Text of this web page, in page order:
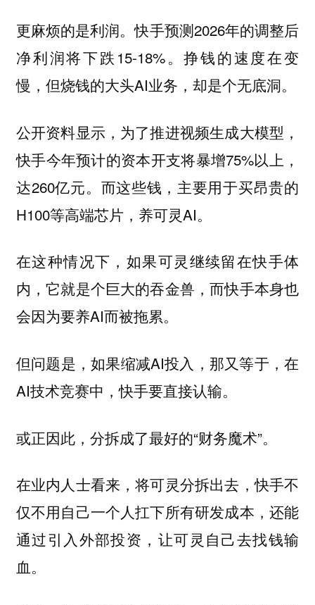
更麻烦的是利润。快手预测2026年的调整后
净利润将下跌15-18%。挣钱的速度在变
慢，但烧钱的大头AI业务，却是个无底洞。
公开资料显示，为了推进视频生成大模型，
快手今年预计的资本开支将暴增75%以上，
达260亿元。而这些钱，主要用于买昂贵的
H100等高端芯片，养可灵AI。
在这种情况下，如果可灵继续留在快手体
内，它就是个巨大的吞金兽，而快手本身也
会因为要养AI而被拖累。
但问题是，如果缩减AI投入，那又等于，在
AI技术竞赛中，快手要直接认输。
或正因此，分拆成了最好的“财务魔术”。
在业内人士看来，将可灵分拆出去，快手不
仅不用自己一个人扛下所有研发成本，还能
通过引入外部投资，让可灵自己去找钱输
血。